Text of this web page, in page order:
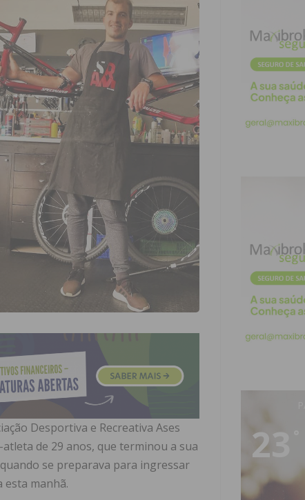
Desportiva e Recreativa Ases
atleta de 29 anos, que terminou a sua
se preparava para ingressar
esta manhã.
23